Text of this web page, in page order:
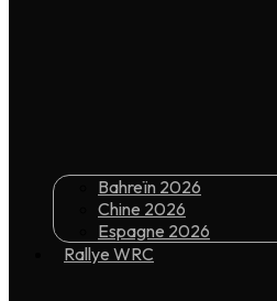
Bahreïn 2026
Chine 2026
Espagne 2026
Rallye WRC